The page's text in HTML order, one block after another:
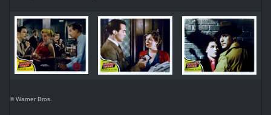
© Warner Bros.